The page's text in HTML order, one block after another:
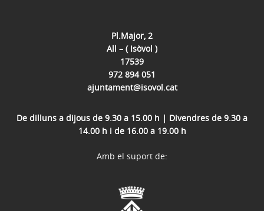
Pl.Major, 2
All – ( Isòvol )
17539
972 894 051
ajuntament@isovol.cat
De dilluns a dijous de 9.30 a 15.00 h | Divendres de 9.30 a
14.00 h i de 16.00 a 19.00 h
Amb el suport de: